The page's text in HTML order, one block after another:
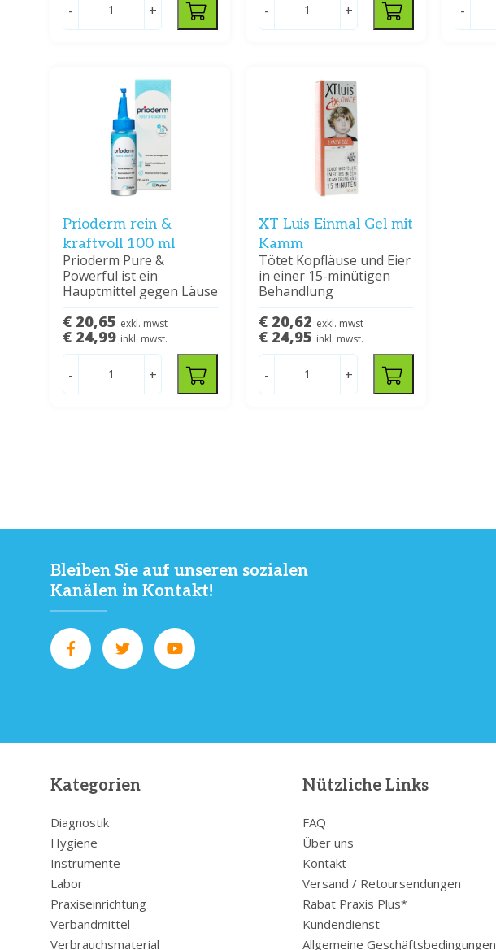
- + - + -
Prioderm rein &
kraftvoll 100 ml
Prioderm Pure &
Powerful ist ein
Hauptmittel gegen Läuse
€ 20,65 exkl. mwst
€ 24,99 inkl. mwst.
- +
XT Luis Einmal Gel mit
Kamm
Tötet Kopfläuse und Eier
in einer 15-minütigen
Behandlung
€ 20,62 exkl. mwst
€ 24,95 inkl. mwst.
- +
Bleiben Sie auf unseren sozialen
Kanälen in Kontakt!
Kategorien
Diagnostik
Hygiene
Instrumente
Labor
Praxiseinrichtung
Verbandmittel
Verbrauchsmaterial
Nützliche Links
FAQ
Über uns
Kontakt
Versand / Retoursendungen
Rabat Praxis Plus*
Kundendienst
Allgemeine Geschäftsbedingungen